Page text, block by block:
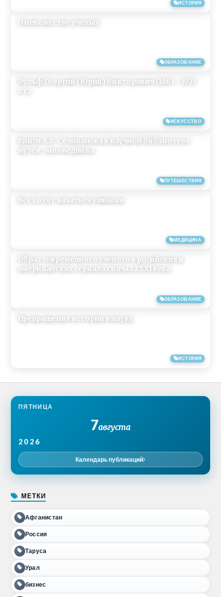
ИСТОРИЯ
ОБРАЗОВАНИЕ
О невежестве ученых
ИСКУССТВО
Вульф Георгий (Юрий) Викторович (1863—1925
г.г.)
ПУТЕШЕСТВИЯ
Книги А.В. Селиванова в научной библиотеке
музея-заповедника
МЕДИЦИНА
Все хотят казаться умными
ОБРАЗОВАНИЕ
Образ современного ученого в росийских и
американских сериалах начала XXI века
ИСТОРИЯ
Превращение истории в науку
ПЯТНИЦА
7августа
2026
Календарь публикаций
МЕТКИ
Афганистан
Россия
Таруса
Урал
бизнес